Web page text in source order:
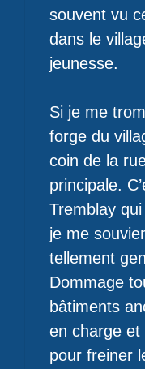
souvent vu
dans le
jeunesse.
Si je me
forge du
coin de la
principale.
Tremblay
je me
tellement
Dommage
bâtiments
en charge
pour freiner